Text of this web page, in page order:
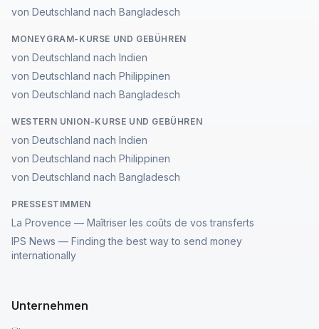
von Deutschland nach Bangladesch
MONEYGRAM-KURSE UND GEBÜHREN
von Deutschland nach Indien
von Deutschland nach Philippinen
von Deutschland nach Bangladesch
WESTERN UNION-KURSE UND GEBÜHREN
von Deutschland nach Indien
von Deutschland nach Philippinen
von Deutschland nach Bangladesch
PRESSESTIMMEN
La Provence — Maîtriser les coûts de vos transferts
IPS News — Finding the best way to send money
internationally
Unternehmen